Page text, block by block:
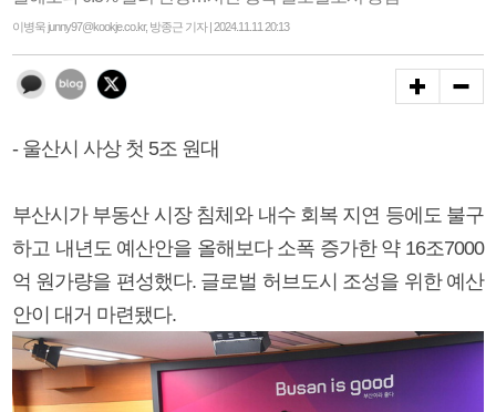
이병욱 junny97@kookje.co.kr, 방종근 기자 | 2024.11.11 20:13
- 울산시 사상 첫 5조 원대
부산시가 부동산 시장 침체와 내수 회복 지연 등에도 불구
하고 내년도 예산안을 올해보다 소폭 증가한 약 16조7000
억 원가량을 편성했다. 글로벌 허브도시 조성을 위한 예산
안이 대거 마련됐다.